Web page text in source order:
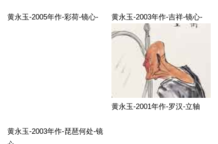
黄永玉-2005年作-彩荷-镜心- 黄永玉-2003年作-吉祥-镜心-
黄永玉-2003年作-琵琶何处-镜
黄永玉-2001年作-罗汉-立轴